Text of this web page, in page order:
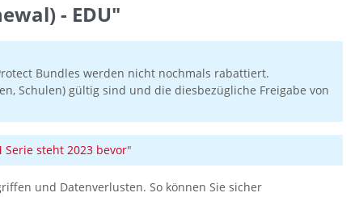
- EDU"
Bundles werden nicht nochmals rabattiert.
Schulen) gültig sind und die diesbezügliche Freigabe von
Serie steht 2023 bevor"
und Datenverlusten. So können Sie sicher